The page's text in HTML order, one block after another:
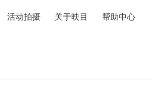
活动拍摄 关于映目 帮助中心